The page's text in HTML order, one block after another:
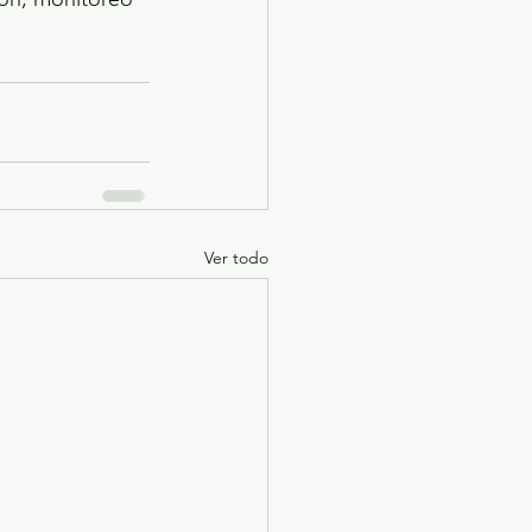
Ver todo